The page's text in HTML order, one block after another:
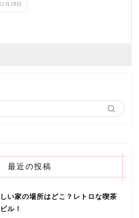
月28日
最近の投稿
い家の場所はどこ？レトロな喫茶
ル！